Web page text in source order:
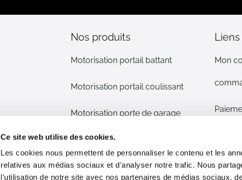
Ce site web utilise des cookies.
Les cookies nous permettent de personnaliser le contenu et les
relatives aux médias sociaux et d'analyser notre trafic. Nous
l'utilisation de notre site avec nos partenaires de médias sociaux,
:
Nos produits
Motorisation portail battant
Motorisation portail coulissant
Motorisation porte de garage
Motorisation volet
Pièces détachées
Mon
CGV